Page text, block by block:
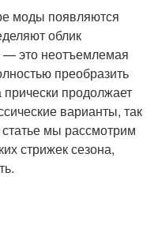
моды появляются
облик
это неотъемлемая
преобразить
продолжает
варианты, так
мы рассмотрим
стрижек сезона,